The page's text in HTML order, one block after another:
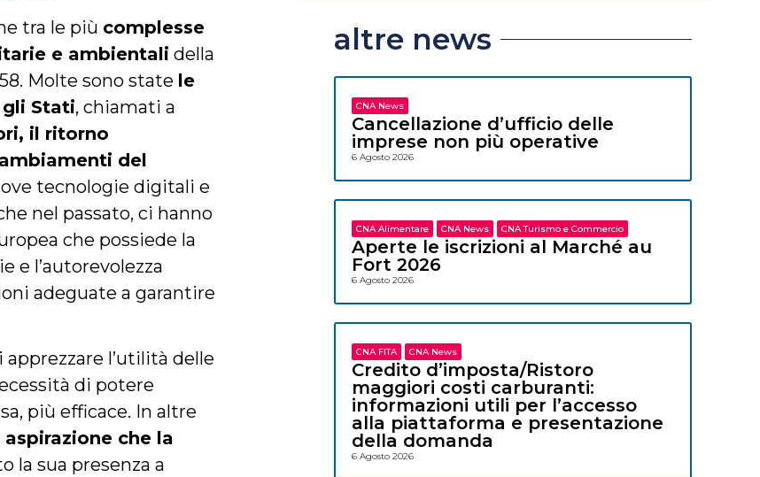
tra le più complesse
e ambientali della
Molte sono state le
Stati, chiamati a
il ritorno
del
tecnologie digitali e
nel passato, ci hanno
che possiede la
e l’autorevolezza
adeguate a garantire
l’utilità delle
di potere
più efficace. In altre
aspirazione che la
la sua presenza a
altre news
CNA News
Cancellazione d’ufficio delle
imprese non più operative
6 Agosto 2026
CNA Alimentare CNA News CNA Turismo e Commercio
Aperte le iscrizioni al Marché au
Fort 2026
6 Agosto 2026
CNA FITA CNA News
Credito d’imposta/Ristoro
maggiori costi carburanti:
informazioni utili per l’accesso
alla piattaforma e presentazione
della domanda
6 Agosto 2026